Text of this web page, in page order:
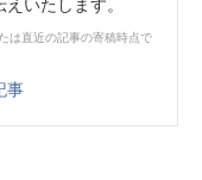
は直近の記事の寄稿時点で
事